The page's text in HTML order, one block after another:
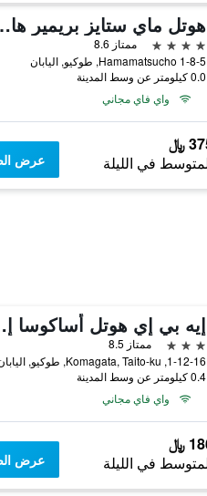
هوتل ماي
4 نجوم
ممتاز 8.6
1-8-5 Hamamatsucho, طوكيو, اليابان
0.0 كيلومتر عن وسط المدينة
واي فاي مجاني
﷼
في الليلة عرض
إيه بي
3 نجوم
ممتاز 8.5
1-12-16, Komagata, Taito-ku, طوكيو, اليابان
0.4 كيلومتر عن وسط المدينة
واي فاي مجاني
﷼
في الليلة عرض